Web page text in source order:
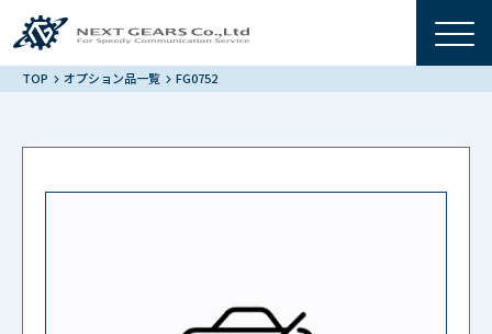
TOP オプション品一覧 FG0752